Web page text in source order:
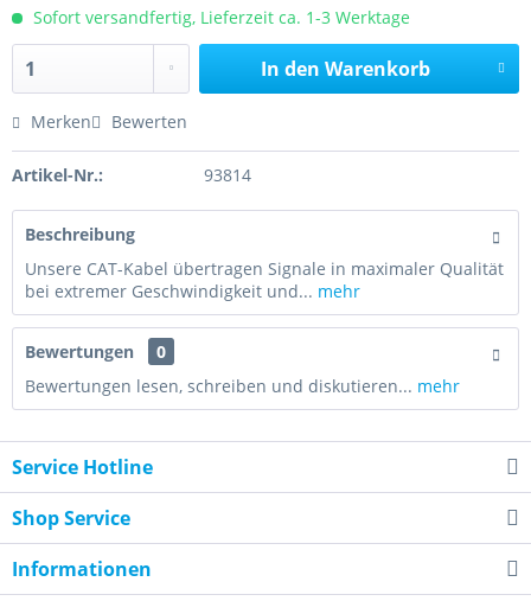
Sofort versandfertig, Lieferzeit ca. 1-3 Werktage
In den Warenkorb
Merken Bewerten
Artikel-Nr.: 93814
Beschreibung
Unsere CAT-Kabel übertragen Signale in maximaler Qualität
bei extremer Geschwindigkeit und... mehr
Bewertungen
0
Bewertungen lesen, schreiben und diskutieren... mehr
Service Hotline
Shop Service
Informationen